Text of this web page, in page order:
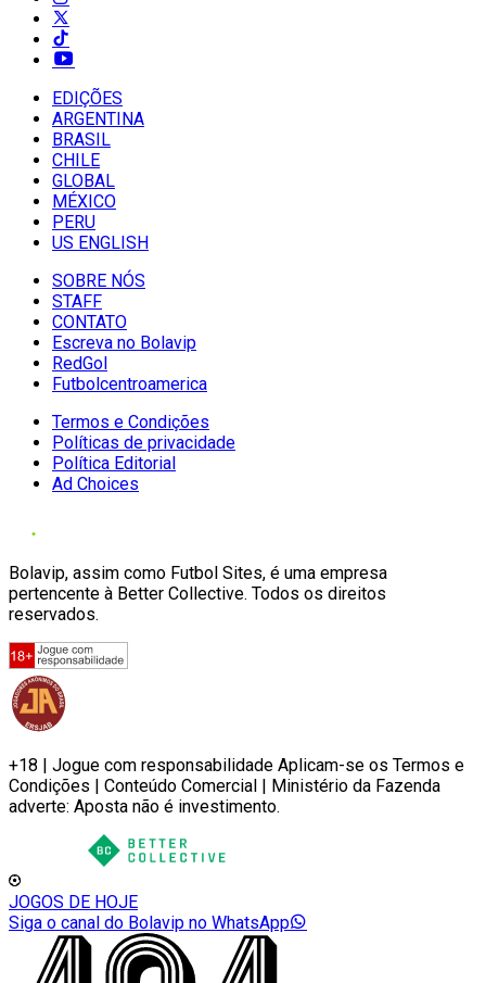
EDIÇÕES
ARGENTINA
BRASIL
CHILE
GLOBAL
MÉXICO
PERU
US ENGLISH
SOBRE NÓS
STAFF
CONTATO
Escreva no Bolavip
RedGol
Futbolcentroamerica
Termos e Condições
Políticas de privacidade
Política Editorial
Ad Choices
Bolavip, assim como Futbol Sites, é uma empresa
pertencente à Better Collective. Todos os direitos
reservados.
+18 | Jogue com responsabilidade Aplicam-se os Termos e
Condições | Conteúdo Comercial | Ministério da Fazenda
adverte: Aposta não é investimento.
JOGOS DE HOJE
Siga o canal do Bolavip no WhatsApp